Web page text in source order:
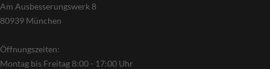
Am Ausbesserungswerk 8
80939 München
Öffnungszeiten:
Montag bis Freitag 8:00 - 17:00 Uhr